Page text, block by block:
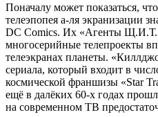
Поначалу может показаться,
телеэпопея а-ля экранизации
DC Comics. Их «Агенты
многосерийные телепроекты
телеэкранах планеты.
сериала, который входит в
космической франшизы «Star
ещё в далёких 60-х годах
на современном ТВ